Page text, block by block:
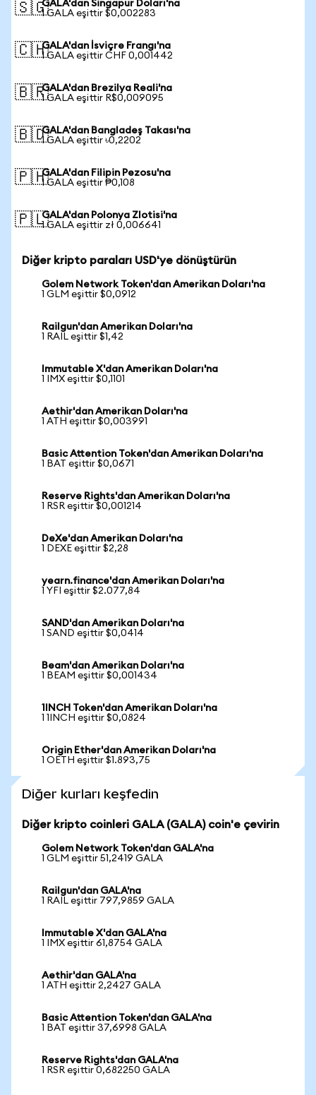
🇸🇬GALA'dan Singapur Doları'na
1 GALA eşittir $0,002283
🇨🇭GALA'dan İsviçre Frangı'na
1 GALA eşittir CHF 0,001442
🇧🇷GALA'dan Brezilya Reali'na
1 GALA eşittir R$0,009095
🇧🇩GALA'dan Bangladeş Takası'na
1 GALA eşittir ৳0,2202
🇵🇭GALA'dan Filipin Pezosu'na
1 GALA eşittir ₱0,108
🇵🇱GALA'dan Polonya Zlotisi'na
1 GALA eşittir zł 0,006641
Diğer kripto paraları USD'ye dönüştürün
Golem Network Token'dan Amerikan Doları'na
1 GLM eşittir $0,0912
Railgun'dan Amerikan Doları'na
1 RAIL eşittir $1,42
Immutable X'dan Amerikan Doları'na
1 IMX eşittir $0,1101
Aethir'dan Amerikan Doları'na
1 ATH eşittir $0,003991
Basic Attention Token'dan Amerikan Doları'na
1 BAT eşittir $0,0671
Reserve Rights'dan Amerikan Doları'na
1 RSR eşittir $0,001214
DeXe'dan Amerikan Doları'na
1 DEXE eşittir $2,28
yearn.finance'dan Amerikan Doları'na
1 YFI eşittir $2.077,84
SAND'dan Amerikan Doları'na
1 SAND eşittir $0,0414
Beam'dan Amerikan Doları'na
1 BEAM eşittir $0,001434
1INCH Token'dan Amerikan Doları'na
1 1INCH eşittir $0,0824
Origin Ether'dan Amerikan Doları'na
1 OETH eşittir $1.893,75
Diğer kurları keşfedin
Diğer kripto coinleri GALA (GALA) coin'e çevirin
Golem Network Token'dan GALA'na
1 GLM eşittir 51,2419 GALA
Railgun'dan GALA'na
1 RAIL eşittir 797,9859 GALA
Immutable X'dan GALA'na
1 IMX eşittir 61,8754 GALA
Aethir'dan GALA'na
1 ATH eşittir 2,2427 GALA
Basic Attention Token'dan GALA'na
1 BAT eşittir 37,6998 GALA
Reserve Rights'dan GALA'na
1 RSR eşittir 0,682250 GALA